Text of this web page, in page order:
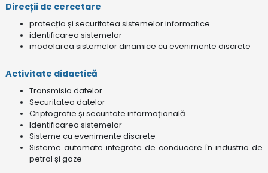
Direcții de cercetare
protecția și securitatea sistemelor informatice
identificarea sistemelor
modelarea sistemelor dinamice cu evenimente discrete
Activitate didactică
Transmisia datelor
Securitatea datelor
Criptografie și securitate informațională
Identificarea sistemelor
Sisteme cu evenimente discrete
Sisteme automate integrate de conducere în industria de
petrol și gaze